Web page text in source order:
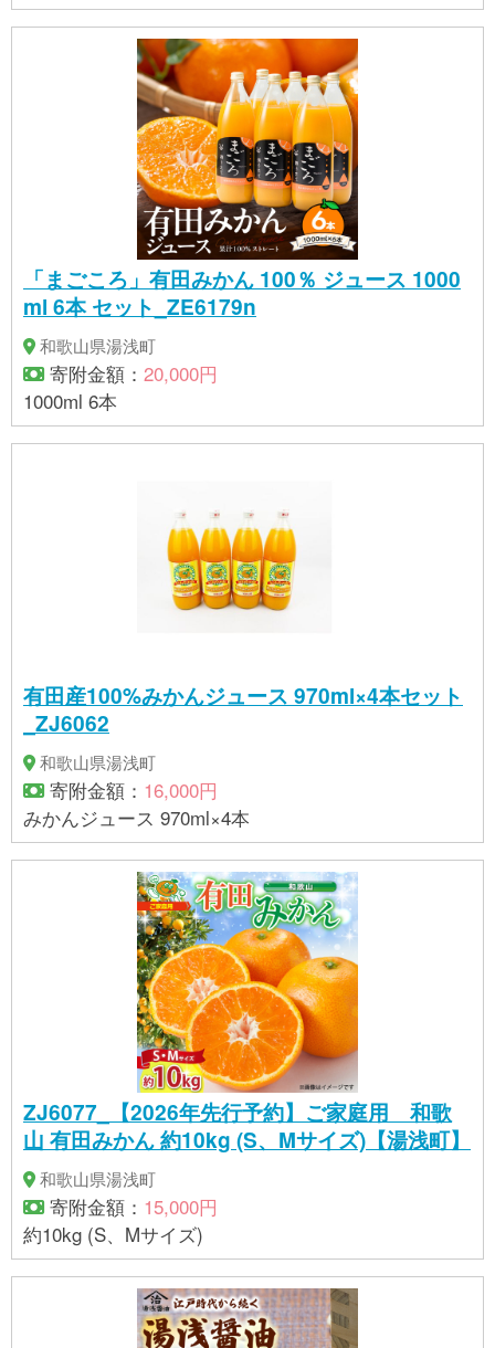
「まごころ」有田みかん 100％ ジュース 1000
ml 6本 セット_ZE6179n
和歌山県湯浅町
寄附金額： 20,000円
1000ml 6本
有田産100%みかんジュース 970ml×4本セット
_ZJ6062
和歌山県湯浅町
寄附金額： 16,000円
みかんジュース 970ml×4本
ZJ6077_【2026年先行予約】ご家庭用 和歌
山 有田みかん 約10kg (S、Mサイズ)【湯浅町】
和歌山県湯浅町
寄附金額： 15,000円
約10kg (S、Mサイズ)